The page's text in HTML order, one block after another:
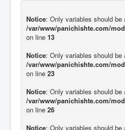
Notice: Only variables should
/var/www/panichishte.com/
on line 13
Notice: Only variables should
/var/www/panichishte.com/
on line 23
Notice: Only variables should
/var/www/panichishte.com/
on line 26
Notice: Only variables should